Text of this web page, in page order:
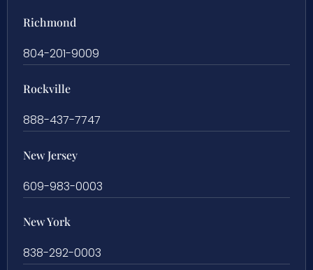
Richmond
804-201-9009
Rockville
888-437-7747
New Jersey
609-983-0003
New York
838-292-0003